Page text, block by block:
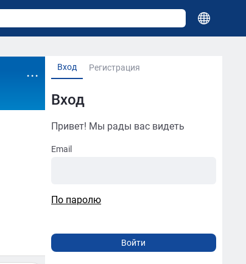
Вход Регистрация
Вход
Привет! Мы рады вас видеть
Email
По паролю
...